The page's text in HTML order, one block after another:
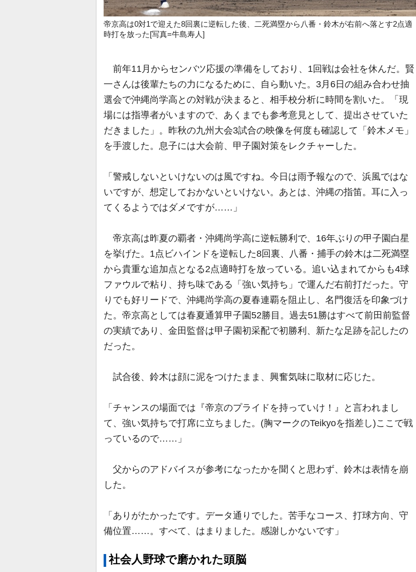
帝京高は0対1で迎えた8回裏に逆転した後、二死満塁から八番・鈴木が右前へ落とす2点適
時打を放った[写真=牛島寿人]
前年11月からセンバツ応援の準備をしており、1回戦は会社を休んだ。賢
一さんは後輩たちの力になるために、自ら動いた。3月6日の組み合わせ抽
選会で沖縄尚学高との対戦が決まると、相手校分析に時間を割いた。「現
場には指導者がいますので、あくまでも参考意見として、提出させていた
だきました」。昨秋の九州大会3試合の映像を何度も確認して「鈴木メモ」
を手渡した。息子には大会前、甲子園対策をレクチャーした。
「警戒しないといけないのは風ですね。今日は雨予報なので、浜風ではな
いですが、想定しておかないといけない。あとは、沖縄の指笛。耳に入っ
てくるようではダメですが……」
帝京高は昨夏の覇者・沖縄尚学高に逆転勝利で、16年ぶりの甲子園白星
を挙げた。1点ビハインドを逆転した8回裏、八番・捕手の鈴木は二死満塁
から貴重な追加点となる2点適時打を放っている。追い込まれてからも4球
ファウルで粘り、持ち味である「強い気持ち」で運んだ右前打だった。守
りでも好リードで、沖縄尚学高の夏春連覇を阻止し、名門復活を印象づけ
た。帝京高としては春夏通算甲子園52勝目。過去51勝はすべて前田前監督
の実績であり、金田監督は甲子園初采配で初勝利、新たな足跡を記したの
だった。
試合後、鈴木は顔に泥をつけたまま、興奮気味に取材に応じた。
「チャンスの場面では『帝京のプライドを持っていけ！』と言われまし
て、強い気持ちで打席に立ちました。(胸マークのTeikyoを指差し)ここで戦
っているので……」
父からのアドバイスが参考になったかを聞くと思わず、鈴木は表情を崩
した。
「ありがたかったです。データ通りでした。苦手なコース、打球方向、守
備位置……。すべて、はまりました。感謝しかないです」
社会人野球で磨かれた頭脳